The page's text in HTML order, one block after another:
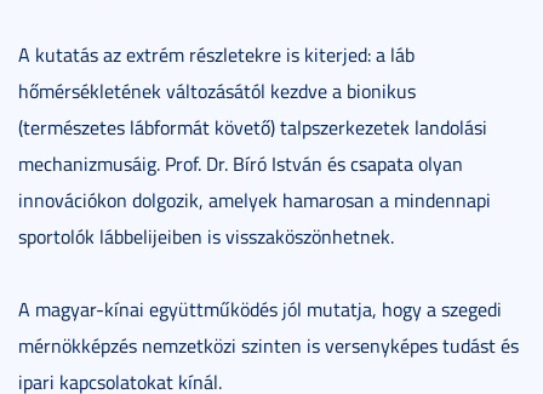
A kutatás az extrém részletekre is kiterjed: a láb
hőmérsékletének változásától kezdve a bionikus
(természetes lábformát követő) talpszerkezetek landolási
mechanizmusáig. Prof. Dr. Bíró István és csapata olyan
innovációkon dolgozik, amelyek hamarosan a mindennapi
sportolók lábbelijeiben is visszaköszönhetnek.
A magyar-kínai együttműködés jól mutatja, hogy a szegedi
mérnökképzés nemzetközi szinten is versenyképes tudást és
ipari kapcsolatokat kínál.